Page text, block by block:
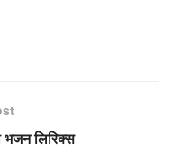
भजन लिरिक्स